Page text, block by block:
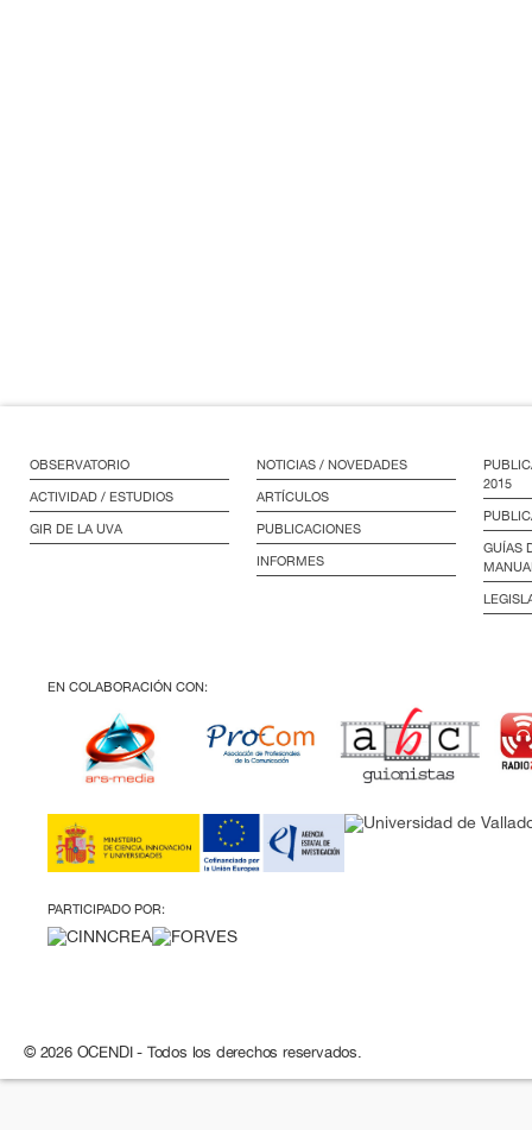
OBSERVATORIO
ACTIVIDAD / ESTUDIOS
GIR DE LA UVA
NOTICIAS / NOVEDADES
ARTÍCULOS
PUBLICACIONES
INFORMES
2015
GUÍAS
EN COLABORACIÓN CON:
PARTICIPADO POR:
© 2026 OCENDI - Todos los derechos reservados.